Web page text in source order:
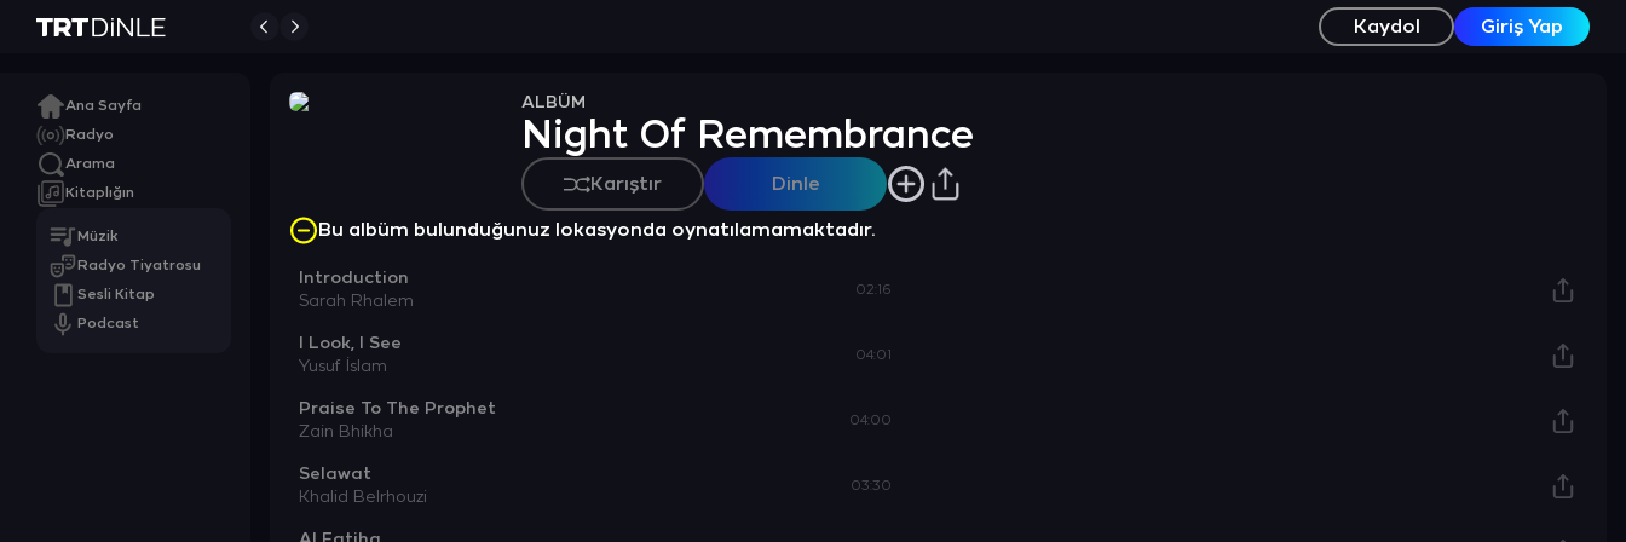
Kaydol Giriş Yap
Ana Sayfa
Radyo
Arama
Kitaplığın
Müzik
Radyo Tiyatrosu
Sesli Kitap
Podcast
ALBÜM
Night Of Remembrance
Karıştır Dinle
Bu albüm bulunduğunuz lokasyonda oynatılamamaktadır.
Introduction
Sarah Rhalem
02:16
I Look, I See
Yusuf İslam
04:01
Praise To The Prophet
Zain Bhikha
04:00
Selawat
Khalid Belrhouzi
03:30